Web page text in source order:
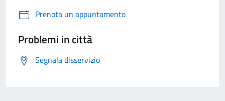
Prenota un appuntamento
Problemi in città
Segnala disservizio